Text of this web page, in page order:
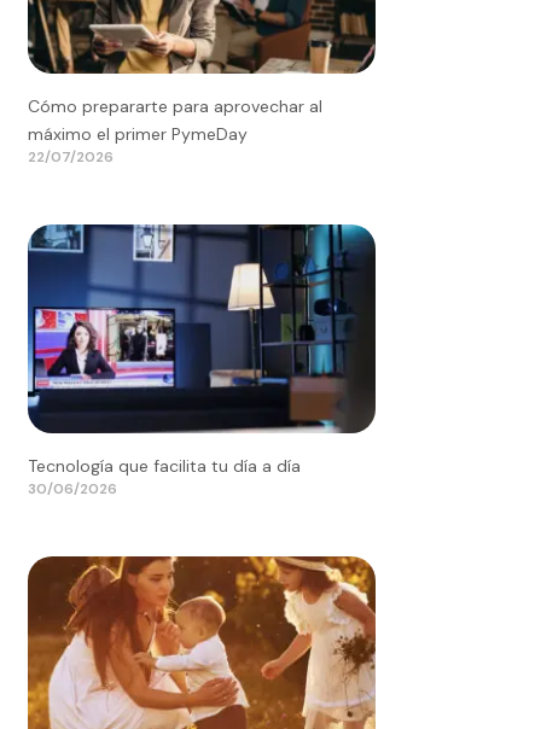
Cómo prepararte para aprovechar al
máximo el primer PymeDay
22/07/2026
Tecnología que facilita tu día a día
30/06/2026